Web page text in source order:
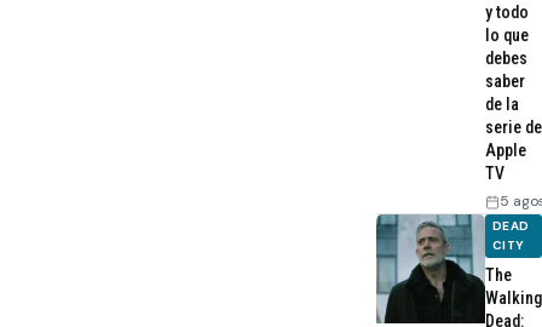
y todo
lo que
debes
saber
de la
serie de
Apple
TV
5
DEAD
CITY
The
Walking
Dead: